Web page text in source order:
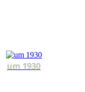
um 1930